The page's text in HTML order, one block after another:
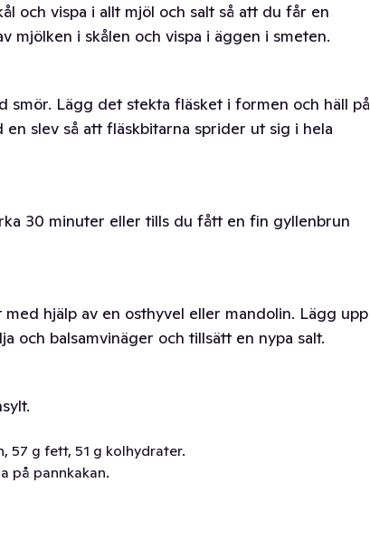
och vispa i allt mjöl och salt så att du får en
mjölken i skålen och vispa i äggen i smeten.
smör. Lägg det stekta fläsket i formen och häll på
slev så att fläskbitarna sprider ut sig i hela
30 minuter eller tills du fått en fin gyllenbrun
hjälp av en osthyvel eller mandolin. Lägg upp
och balsamvinäger och tillsätt en nypa salt.
57 g fett, 51 g kolhydrater.
på pannkakan.